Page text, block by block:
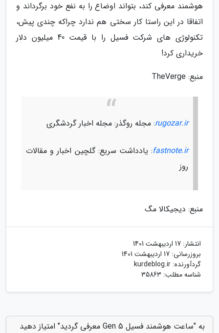
هوشمند معرفی کند، بتواند اوضاع را به نفع خود برگرداند و
اتفاقا در این راستا کار سختی هم ندارد چراکه چندی پیش،
تکنولوژی های شرکت فسیل را با قیمت 40 میلیون دلار
خریداری کرد!
منبع: TheVerge
rugozar.ir: مجله روگذر: مجله اخبار گردشگری
fastnote.ir: یادداشت سریع: گلچین اخبار و مقالات
روز
منبع: دیجیکالا مگ
انتشار: 17 اردیبهشت 1401
بروزرسانی: 17 اردیبهشت 1401
گردآورنده: kurdeblog.ir
شناسه مطلب: 35863
به "ساعت هوشمند فسیل Gen 5 معرفی گردید" امتیاز دهید